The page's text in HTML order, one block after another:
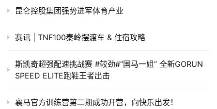
昆仑控股集团强势进军体育产业
赛讯 | TNF100秦岭摆渡车 & 住宿攻略
斯凯奇超强配速挑战赛 #较劲#“国马一姐” 全新GORUN
SPEED ELITE跑鞋王者出击
襄马官方训练营第二期成功开营，向快乐出发！